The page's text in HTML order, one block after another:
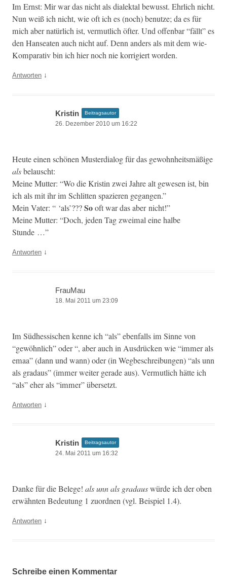
Im Ernst: Mir war das nicht als dialek­tal bewusst. Ehrlich nicht.
Nun weiß ich nicht, wie oft ich es (noch) benutze; da es für
mich aber natür­lich ist, ver­mut­lich öfter. Und offen­bar “fällt” es
den Hanseat­en auch nicht auf. Denn anders als mit dem wie-
Kom­par­a­tiv bin ich hier noch nie kor­rigiert worden.
Antworten ↓
Kristin Beitragsautor
26. Dezember 2010 um 16:22
Heute einen schö­nen Mus­ter­dia­log für das gewohn­heitsmäßige
alsbelauscht:
Meine Mut­ter: “Wo die Kristin zwei Jahre alt gewe­sen ist, bin
ich als mit ihr im Schlit­ten spazieren gegangen.”
Mein Vater: “ ‘als’???Sooft war das aber nicht!”
Meine Mut­ter: “Doch, jeden Tag zweimal eine halbe
Stunde …”
Antworten ↓
FrauMau
18. Mai 2011 um 23:09
Im Süd­hes­sis­chen kenne ich “als” eben­falls im Sinne von
“gewöhn­lich” oder “, aber auch in Aus­drück­en wie “immer als
emaa” (dann und wann) oder (in Wegbeschrei­bun­gen) “als unn
als gradaus” (immer weit­er ger­ade aus). Ver­mut­lich hätte ich
“als” eher als “immer” übersetzt.
Antworten ↓
Kristin Beitragsautor
24. Mai 2011 um 16:32
Danke für die Belege! als unn als gradauswürde ich der oben
erwäh­n­ten Bedeu­tung 1 zuord­nen (vgl. Beispiel 1.4).
Antworten ↓
Schreibe einen Kommentar